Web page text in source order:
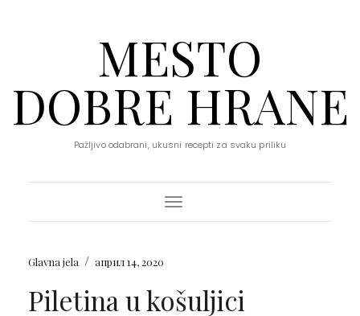
MESTO
DOBRE HRANE
Pažljivo odabrani, ukusni recepti za svaku priliku
Toggle Navigation
Glavna jela / април 14, 2020
Piletina u košuljici